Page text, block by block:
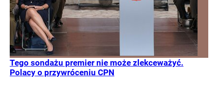
Tego sondażu premier nie może zlekceważyć.
Polacy o przywróceniu CPN